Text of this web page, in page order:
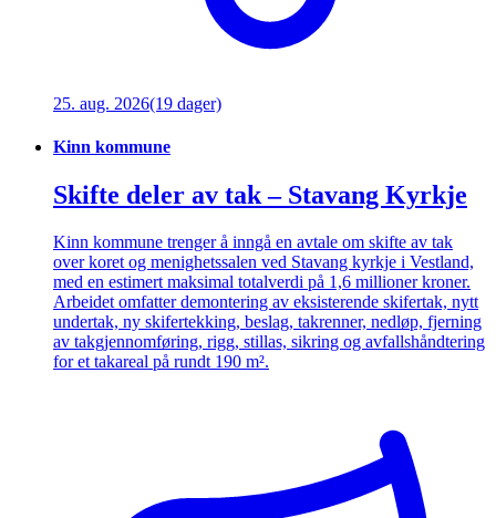
25. aug. 2026(19 dager)
Kinn kommune
Skifte deler av tak – Stavang Kyrkje
Kinn kommune trenger å inngå en avtale om skifte av tak
over koret og menighetssalen ved Stavang kyrkje i Vestland,
med en estimert maksimal totalverdi på 1,6 millioner kroner.
Arbeidet omfatter demontering av eksisterende skifertak, nytt
undertak, ny skifertekking, beslag, takrenner, nedløp, fjerning
av takgjennomføring, rigg, stillas, sikring og avfallshåndtering
for et takareal på rundt 190 m².